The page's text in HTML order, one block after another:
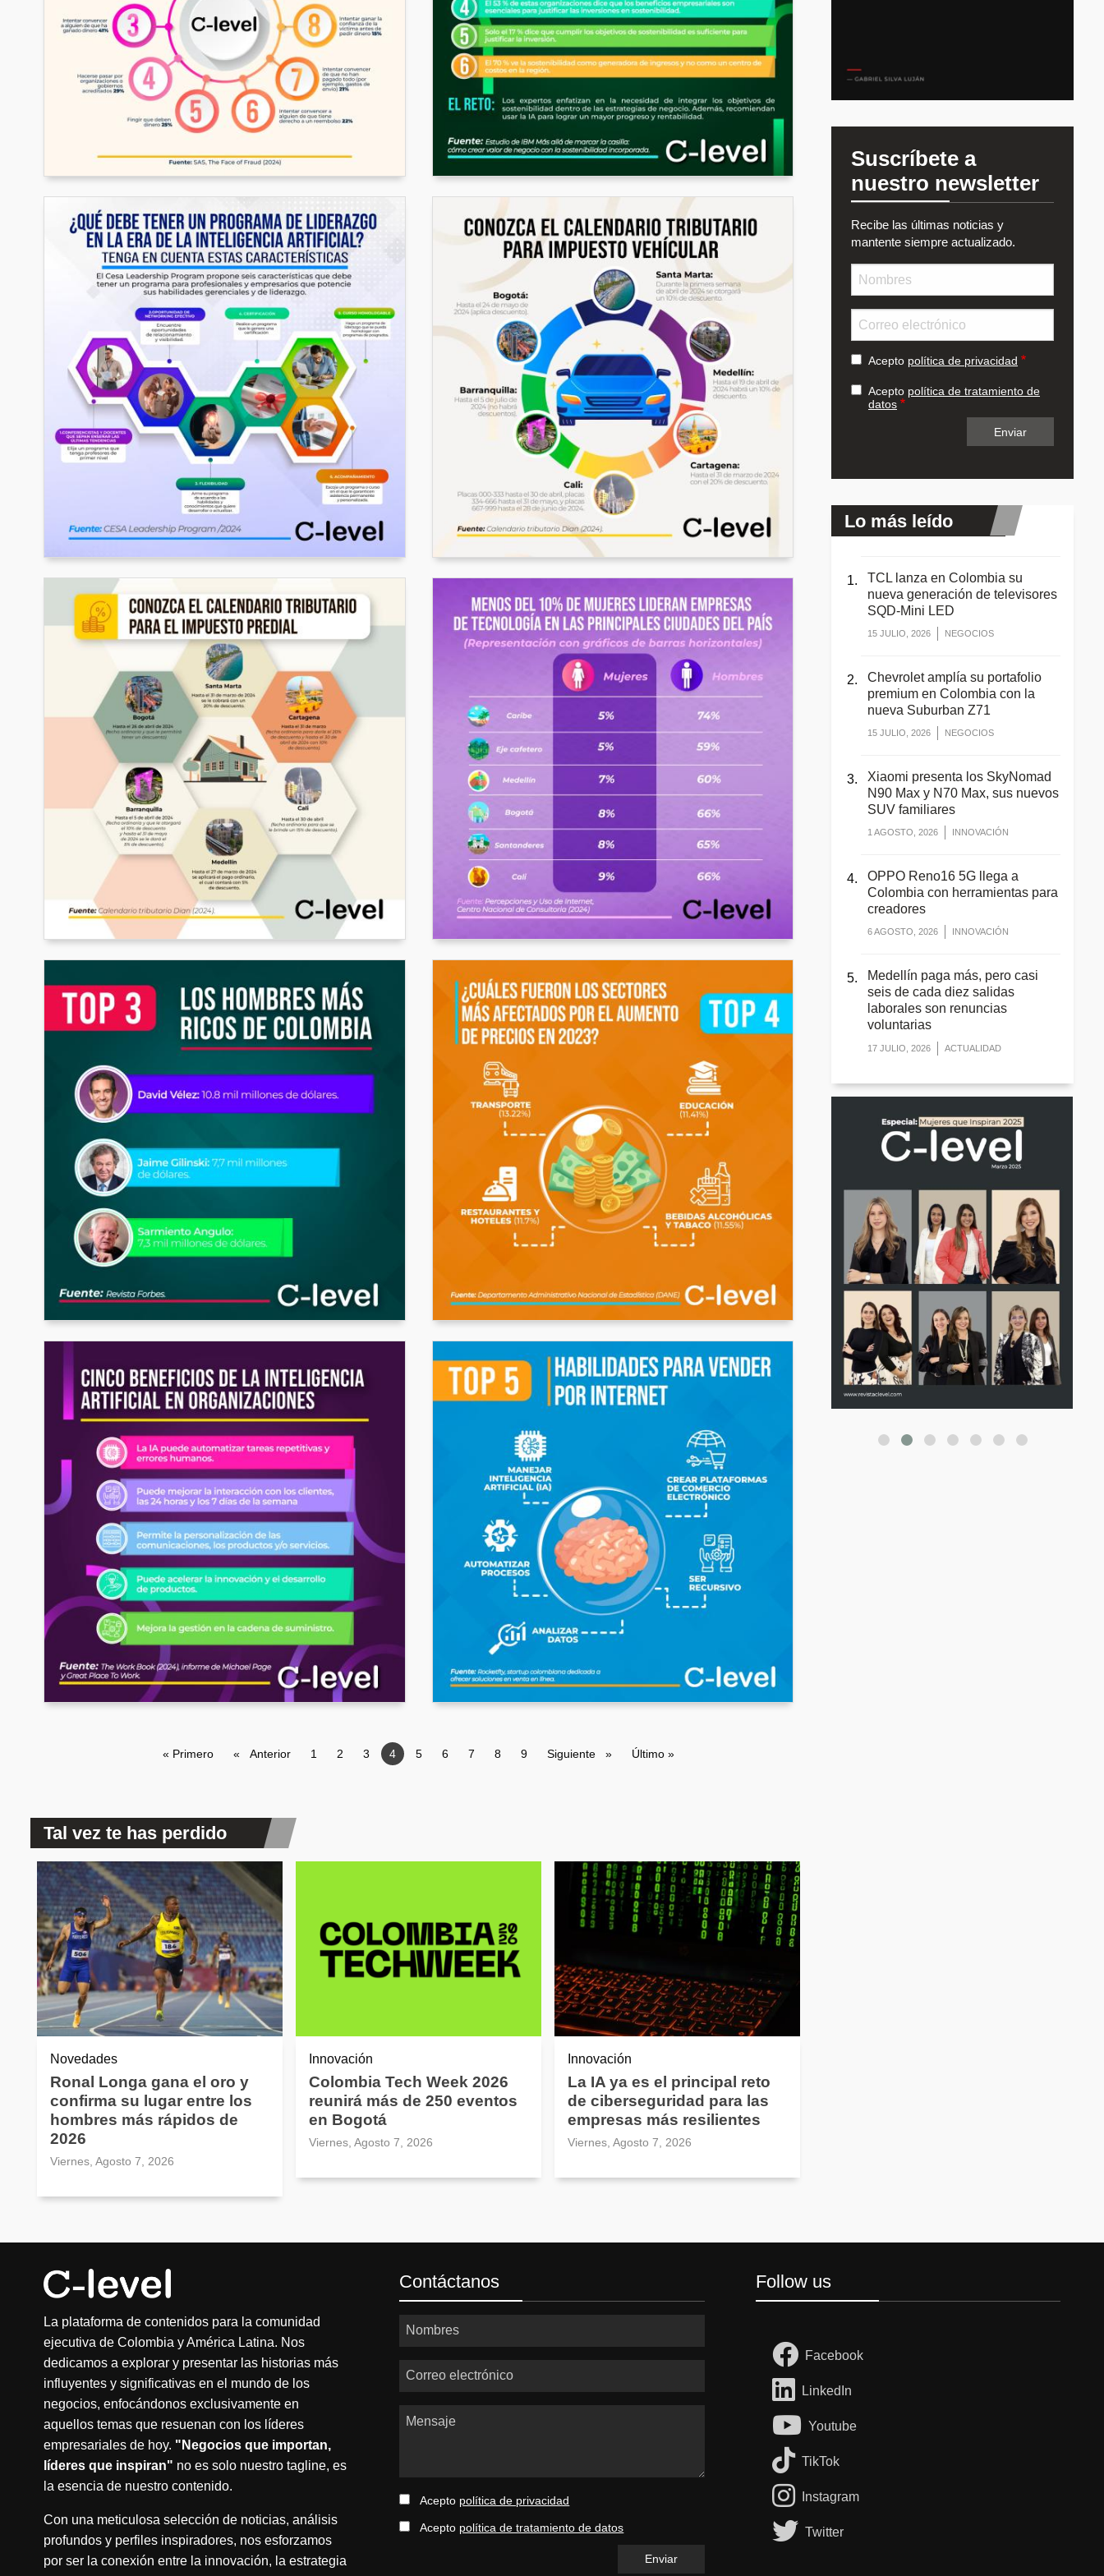
Primera página
« Primero Página anterior
Anterior Page
1 Page
2 Page
3 Página actual
4 Page
5 Page
6 Page
7 Page
8 Page
9 Siguiente página
Siguiente Última página
Último »
Tal vez te has perdido
Novedades
Ronal Longa gana el oro y
confirma su lugar entre los
hombres más rápidos de
2026
Viernes, Agosto 7, 2026
Innovación
Colombia Tech Week 2026
reunirá más de 250 eventos
en Bogotá
Viernes, Agosto 7, 2026
Innovación
La IA ya es el principal reto
de ciberseguridad para las
empresas más resilientes
Viernes, Agosto 7, 2026
Suscríbete a
nuestro newsletter
Recibe las últimas noticias y
mantente siempre actualizado.
Acepto política de privacidad
Acepto política de tratamiento de
datos
Lo más leído
TCL lanza en Colombia su
nueva generación de televisores
SQD-Mini LED
15 JULIO, 2026 NEGOCIOS
Chevrolet amplía su portafolio
premium en Colombia con la
nueva Suburban Z71
15 JULIO, 2026 NEGOCIOS
Xiaomi presenta los SkyNomad
N90 Max y N70 Max, sus nuevos
SUV familiares
1 AGOSTO, 2026 INNOVACIÓN
OPPO Reno16 5G llega a
Colombia con herramientas para
creadores
6 AGOSTO, 2026 INNOVACIÓN
Medellín paga más, pero casi
seis de cada diez salidas
laborales son renuncias
voluntarias
17 JULIO, 2026 ACTUALIDAD
La plataforma de contenidos para la comunidad
ejecutiva de Colombia y América Latina. Nos
dedicamos a explorar y presentar las historias más
influyentes y significativas en el mundo de los
negocios, enfocándonos exclusivamente en
aquellos temas que resuenan con los líderes
empresariales de hoy. "Negocios que importan,
líderes que inspiran" no es solo nuestro tagline, es
la esencia de nuestro contenido.
Con una meticulosa selección de noticias, análisis
profundos y perfiles inspiradores, nos esforzamos
por ser la conexión entre la innovación, la estrategia
Contáctanos
Nombres
Correo electrónico
Mensaje
Acepto política de privacidad
Acepto política de tratamiento de datos
Follow us
Facebook
LinkedIn
Youtube
TikTok
Instagram
Twitter